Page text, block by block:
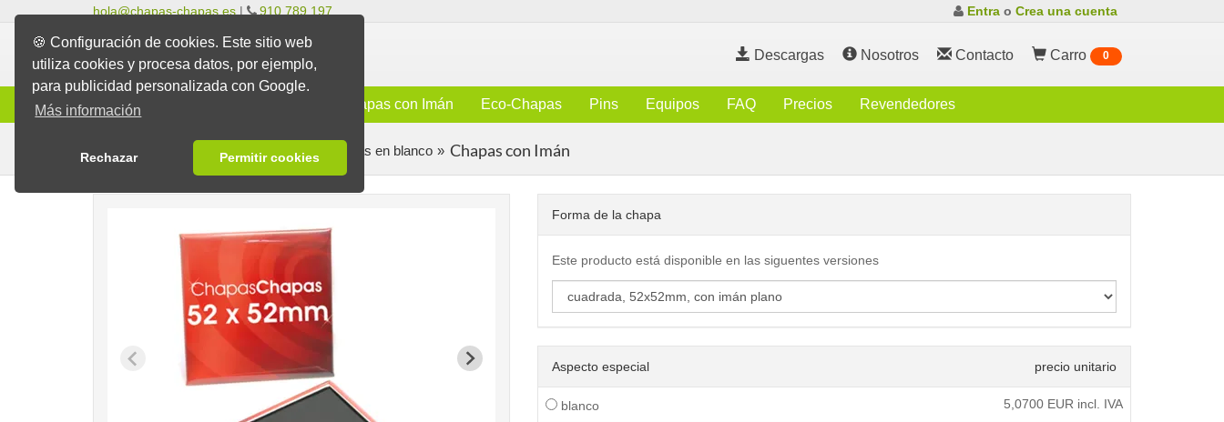
🍪 Configuración de cookies. Este sitio web
utiliza cookies y procesa datos, por ejemplo,
para publicidad personalizada con Google.
Más información
Rechazar Permitir cookies
hola@chapas-chapas.es | 910 789 197 Entra o Crea una cuenta
Descargas Nosotros Contacto Carro 0
Chapas con Imán Eco-Chapas Pins Equipos FAQ Precios Revendedores
Chapas listas con diseños diversos Chapas en blanco Chapas con Imán
Forma de la chapa
Este producto está disponible en las siguentes versiones
Aspecto especial precio unitario
blanco 5,0700 EUR incl. IVA